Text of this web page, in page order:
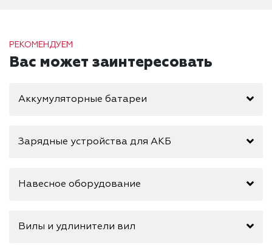
РЕКОМЕНДУЕМ
Вас может заинтересовать
Аккумуляторные батареи
Зарядные устройства для АКБ
Навесное оборудование
Вилы и удлинители вил